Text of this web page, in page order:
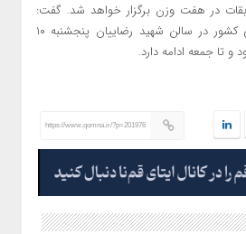
در هفت وزن برگزار خواهد شد. گفت:
مسابقات کونگ فو قهرمانی کشور در سالن شهید رضاییان پنجشنبه ۱۰
https://www.qomna.ir/?p=201976